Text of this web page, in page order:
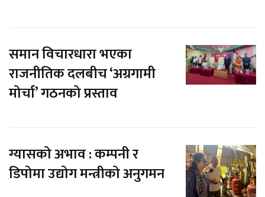
समान विचारधारा भएका
राजनीतिक दलबीच ‘अग्रगामी
मोर्चा’ गठनको प्रस्ताव
ग्यासको अभाव : कम्पनी र
डिपोमा उद्योग मन्त्रीको अनुगमन